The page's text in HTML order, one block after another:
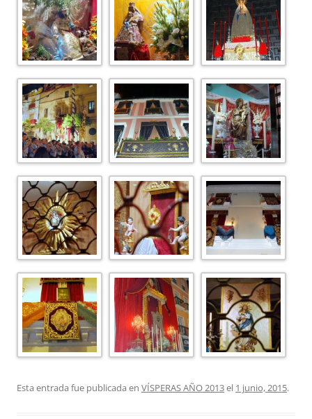
Esta entrada fue publicada en VÍSPERAS AÑO 2013el 1 junio, 2015.